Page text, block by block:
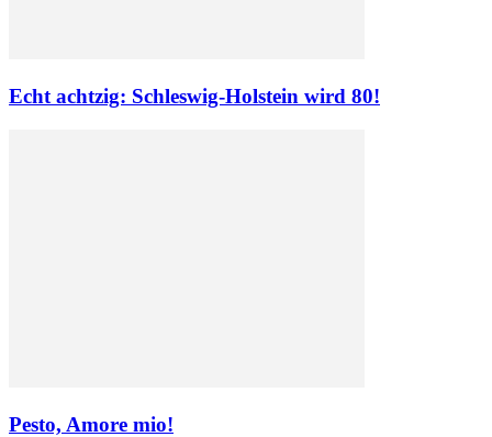
Echt achtzig: Schleswig-Holstein wird 80!
Pesto, Amore mio!